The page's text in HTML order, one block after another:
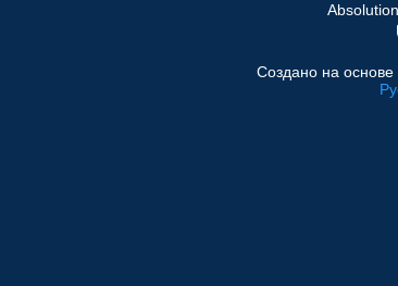
Создано на основе